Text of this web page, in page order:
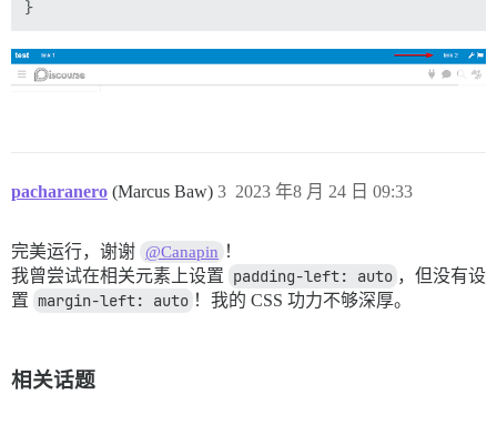
pacharanero (Marcus Baw) 2023 年8 月 24 日 09:33
3
完美运行，谢谢 @Canapin ！
我曾尝试在相关元素上设置 padding-left: auto ，但没有设
置 margin-left: auto ！我的 CSS 功力不够深厚。
相关话题